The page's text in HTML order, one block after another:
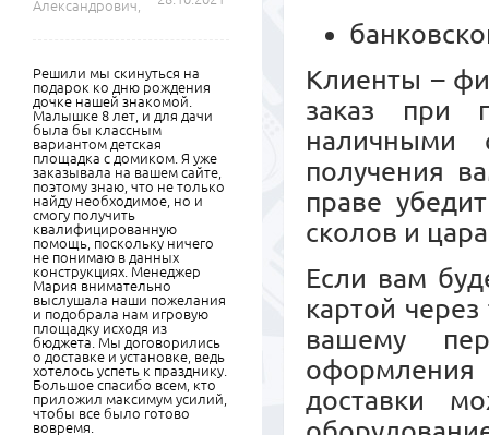
Клиенты –
заказ при
наличными
получения
праве
сколов и
Если вам
картой
вашему
доставки
Александрович,
Решили мы скинуться на
подарок ко дню рождения
дочке нашей знакомой.
Малышке 8 лет, и для дачи
была бы классным
вариантом детская
площадка с домиком. Я уже
заказывала на вашем сайте,
поэтому знаю, что не только
найду необходимое, но и
смогу получить
квалифицированную
помощь, поскольку ничего
не понимаю в данных
конструкциях. Менеджер
Мария внимательно
выслушала наши пожелания
и подобрала нам игровую
площадку исходя из
бюджета. Мы договорились
о доставке и установке, ведь
хотелось успеть к празднику.
Большое спасибо всем, кто
приложил максимум усилий,
чтобы все было готово
вовремя.